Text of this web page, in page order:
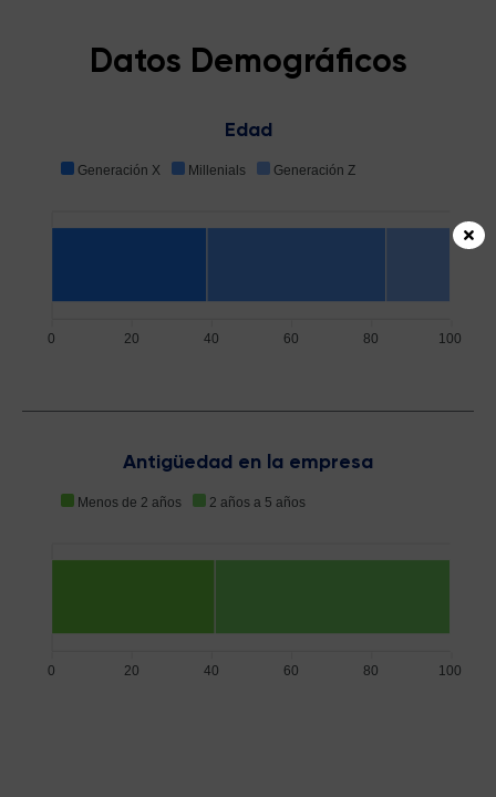
Datos Demográficos
Edad
Generación X Millenials Generación Z
100
80
60
40
20
0
Antigüedad en la empresa
Menos de 2 años 2 años a 5 años
100
80
60
40
20
0